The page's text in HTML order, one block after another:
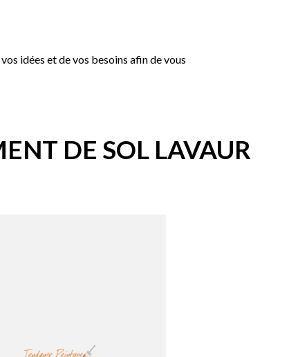
idées et de vos besoins afin de vous
DE SOL LAVAUR